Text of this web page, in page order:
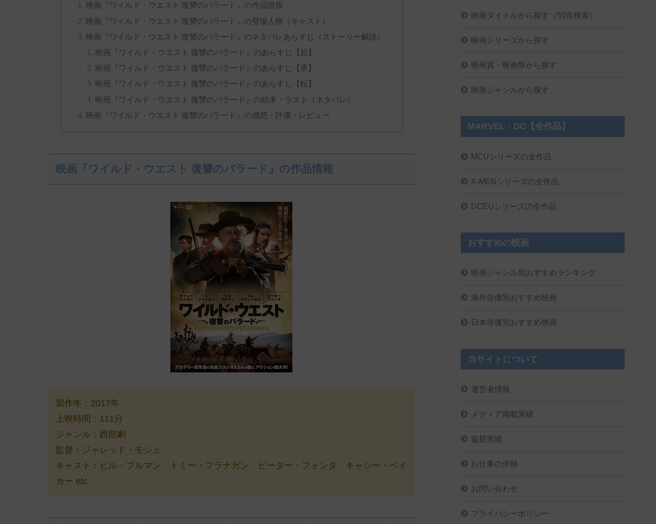
映画『ワイルド・ウエスト 復讐のバラード』の作品情報
映画『ワイルド・ウエスト 復讐のバラード』の登場人物（キャスト）
映画『ワイルド・ウエスト 復讐のバラード』のネタバレあらすじ（ストーリー解説）
映画『ワイルド・ウエスト 復讐のバラード』のあらすじ【起】
映画『ワイルド・ウエスト 復讐のバラード』のあらすじ【承】
映画『ワイルド・ウエスト 復讐のバラード』のあらすじ【転】
映画『ワイルド・ウエスト 復讐のバラード』の結末・ラスト（ネタバレ）
映画『ワイルド・ウエスト 復讐のバラード』の感想・評価・レビュー
映画『ワイルド・ウエスト 復讐のバラード』の作品情報
製作年：2017年
上映時間：111分
ジャンル：西部劇
監督：ジャレッド・モシェ
キャスト：ビル・プルマン、トミー・フラナガン、ピーター・フォンダ、キャシー・ベイ
カー etc
映画タイトルから探す（50音検索）
映画シリーズから探す
映画賞・映画祭から探す
映画ジャンルから探す
MARVEL・DC【全作品】
MCUシリーズの全作品
X-MENシリーズの全作品
DCEUシリーズの全作品
おすすめの映画
映画ジャンル別おすすめランキング
海外俳優別おすすめ映画
日本俳優別おすすめ映画
当サイトについて
運営者情報
メディア掲載実績
協賛実績
お仕事の依頼
お問い合わせ
プライバシーポリシー